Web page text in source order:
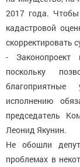
2017 года.
кадастровой
скорректировать
- Законопроект
поскольку
исполнению
председатель
Леонид Якунин.
Не обошли
проблемах в